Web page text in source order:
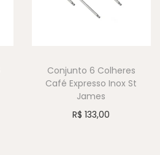
Conjunto 6 Colheres
Café Expresso Inox St
James
R$ 133,00